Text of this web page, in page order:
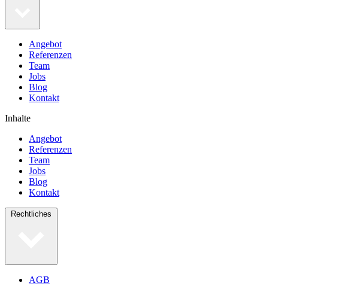
Angebot
Referenzen
Team
Jobs
Blog
Kontakt
Inhalte
Angebot
Referenzen
Team
Jobs
Blog
Kontakt
Rechtliches
AGB